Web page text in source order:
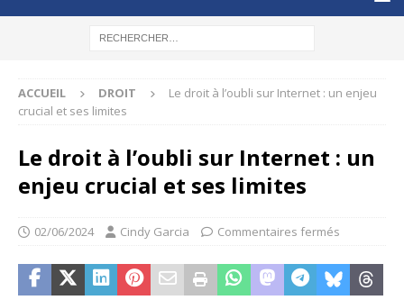
ACCUEIL DROIT
Le droit à l’oubli sur Internet : un enjeu
crucial et ses limites
Le droit à l’oubli sur Internet : un
enjeu crucial et ses limites
02/06/2024 Cindy Garcia Commentaires fermés